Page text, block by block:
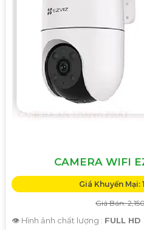
CAMERA WIFI
Giá Khuyến Mại:
Giá Bán:
👁 Hình ảnh chất lượng : FULL